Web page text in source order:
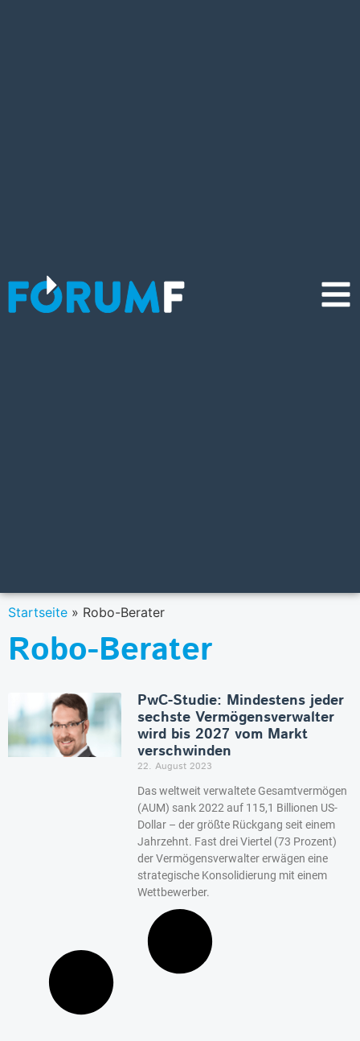
Startseite » Robo-Berater
Robo-Berater
PwC-Studie: Mindestens jeder
sechste Vermögensverwalter
wird bis 2027 vom Markt
verschwinden
22. August 2023
Das weltweit verwaltete Gesamtvermögen
(AUM) sank 2022 auf 115,1 Billionen US-
Dollar – der größte Rückgang seit einem
Jahrzehnt. Fast drei Viertel (73 Prozent)
der Vermögensverwalter erwägen eine
strategische Konsolidierung mit einem
Wettbewerber.